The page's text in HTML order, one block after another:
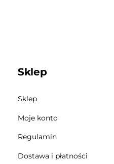
Sklep
Sklep
Moje konto
Regulamin
Dostawa i płatności